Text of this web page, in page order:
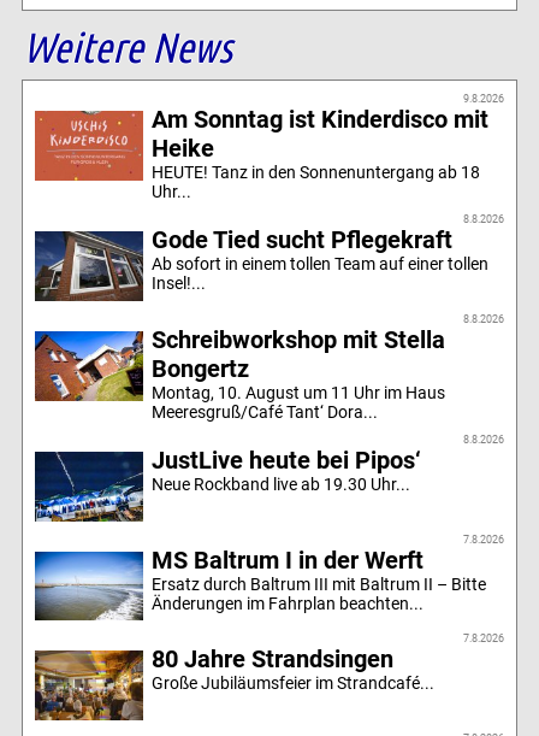
Weitere News
9.8.2026
Am Sonntag ist Kinderdisco mit
Heike
HEUTE! Tanz in den Sonnenuntergang ab 18
Uhr...
8.8.2026
Gode Tied sucht Pflegekraft
Ab sofort in einem tollen Team auf einer tollen
Insel!...
8.8.2026
Schreibworkshop mit Stella
Bongertz
Montag, 10. August um 11 Uhr im Haus
Meeresgruß/Café Tant‘ Dora...
8.8.2026
JustLive heute bei Pipos‘
Neue Rockband live ab 19.30 Uhr...
7.8.2026
MS Baltrum I in der Werft
Ersatz durch Baltrum III mit Baltrum II – Bitte
Änderungen im Fahrplan beachten...
7.8.2026
80 Jahre Strandsingen
Große Jubiläumsfeier im Strandcafé...